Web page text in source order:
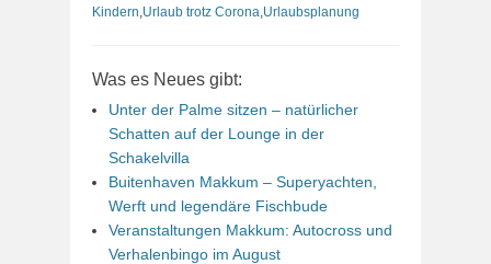
Kindern Urlaub trotz Corona Urlaubsplanung
Was es Neues gibt:
Unter der Palme sitzen – natürlicher
Schatten auf der Lounge in der
Schakelvilla
Buitenhaven Makkum – Superyachten,
Werft und legendäre Fischbude
Veranstaltungen Makkum: Autocross und
Verhalenbingo im August